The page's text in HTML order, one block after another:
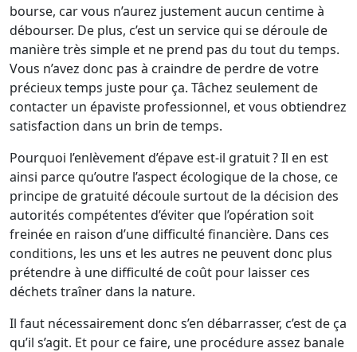
bourse, car vous n’aurez justement aucun centime à
débourser. De plus, c’est un service qui se déroule de
manière très simple et ne prend pas du tout du temps.
Vous n’avez donc pas à craindre de perdre de votre
précieux temps juste pour ça. Tâchez seulement de
contacter un épaviste professionnel, et vous obtiendrez
satisfaction dans un brin de temps.
Pourquoi l’enlèvement d’épave est-il gratuit ? Il en est
ainsi parce qu’outre l’aspect écologique de la chose, ce
principe de gratuité découle surtout de la décision des
autorités compétentes d’éviter que l’opération soit
freinée en raison d’une difficulté financière. Dans ces
conditions, les uns et les autres ne peuvent donc plus
prétendre à une difficulté de coût pour laisser ces
déchets traîner dans la nature.
Il faut nécessairement donc s’en débarrasser, c’est de ça
qu’il s’agit. Et pour ce faire, une procédure assez banale